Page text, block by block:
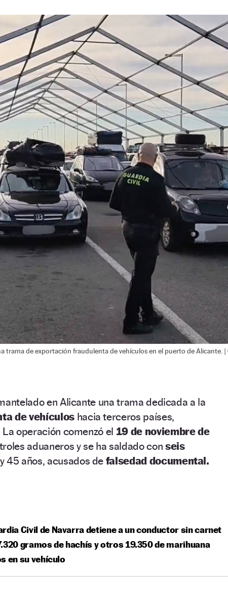
trama de exportación fraudulenta de vehículos en el puerto de Alicante. |
en Alicante una trama dedicada a la
de vehículoshacia terceros países,
operación comenzó el 19 de noviembre de
aduaneros y se ha saldado con seis
45 años, acusados de falsedad documental.
Civil de Navarra detiene a un conductor sin carnet
gramos de hachís y otros 19.350 de marihuana
en su vehículo